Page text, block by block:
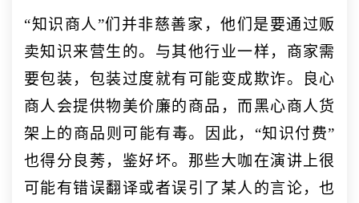
“知识商人”们并非慈善家，他们是要通过贩
卖知识来营生的。与其他行业一样，商家需
要包装，包装过度就有可能变成欺诈。良心
商人会提供物美价廉的商品，而黑心商人货
架上的商品则可能有毒。因此，“知识付费”
也得分良莠，鉴好坏。那些大咖在演讲上很
可能有错误翻译或者误引了某人的言论，也